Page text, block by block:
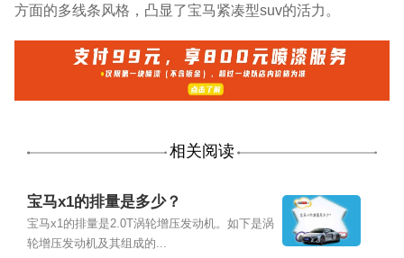
方面的多线条风格，凸显了宝马紧凑型suv的活力。
相关阅读
宝马x1的排量是多少？
宝马x1的排量是2.0T涡轮增压发动机。如下是涡
轮增压发动机及其组成的...